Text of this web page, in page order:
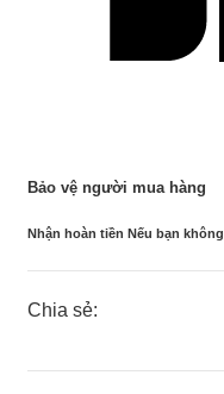
Bảo vệ người mua hàng
Nhận hoàn tiền Nếu bạn
Chia sẻ: